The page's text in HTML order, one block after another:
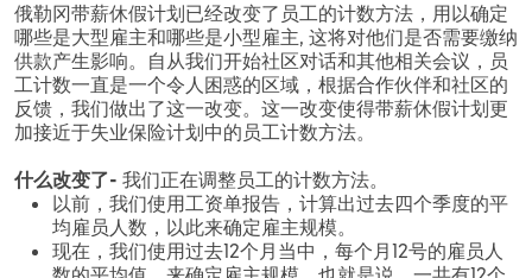
俄勒冈带薪休假计划已经改变了员工的计数方法，用以确定
哪些是大型雇主和哪些是小型雇主, 这将对他们是否需要缴纳
供款产生影响。自从我们开始社区对话和其他相关会议，员
工计数一直是一个令人困惑的区域，根据合作伙伴和社区的
反馈，我们做出了这一改变。这一改变使得带薪休假计划更
加接近于失业保险计划中的员工计数方法。
什么改变了- 我们正在调整员工的计数方法。
以前，我们使用工资单报告，计算出过去四个季度的平
均雇员人数，以此来确定雇主规模。
现在，我们使用过去12个月当中，每个月12号的雇员人